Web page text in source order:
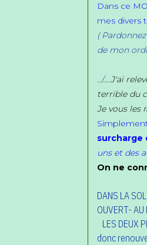
Dans ce
mes divers
(
de mon
../....J'ai
terrible du
Je vous les
surcharge
uns et des
On ne
DANS LA
OUVERT- AU
LES DEUX
donc